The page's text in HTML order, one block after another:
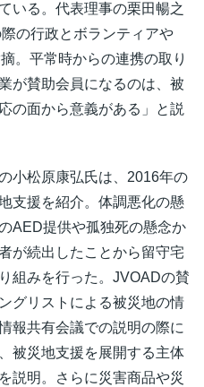
いる。代表理事の栗田暢之
の行政とボランティアや
。平常時からの連携の取り
が賛助会員になるのは、被
の面から意義がある」と説
小松原康弘氏は、2016年の
支援を紹介。体調悪化の懸
AED提供や孤独死の懸念か
が続出したことから留守宅
組みを行った。JVOADの賛
グリストによる被災地の情
報共有会議での説明の際に
被災地支援を展開する主体
説明。さらに災害商品や災